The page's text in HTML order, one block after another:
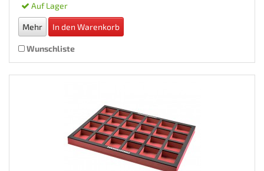
Auf Lager
Mehr In den Warenkorb
Wunschliste